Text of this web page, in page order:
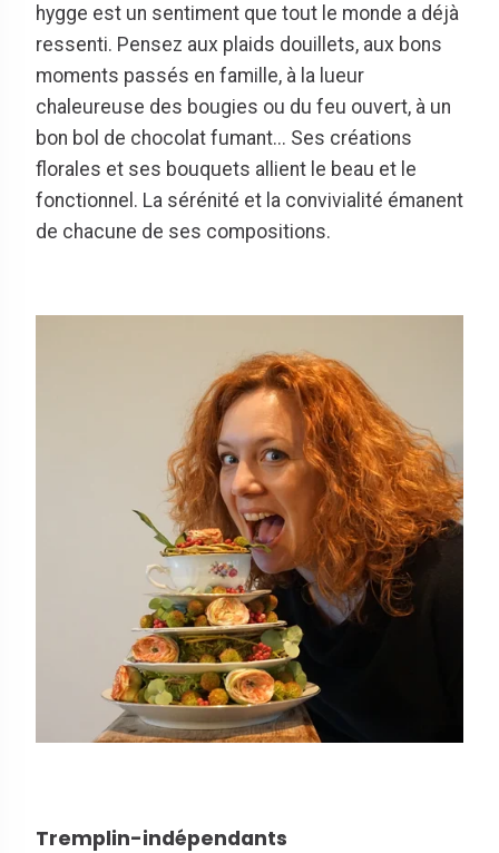
hygge est un sentiment que tout le monde a déjà
ressenti. Pensez aux plaids douillets, aux bons
moments passés en famille, à la lueur
chaleureuse des bougies ou du feu ouvert, à un
bon bol de chocolat fumant... Ses créations
florales et ses bouquets allient le beau et le
fonctionnel. La sérénité et la convivialité émanent
de chacune de ses compositions.
Tremplin-indépendants